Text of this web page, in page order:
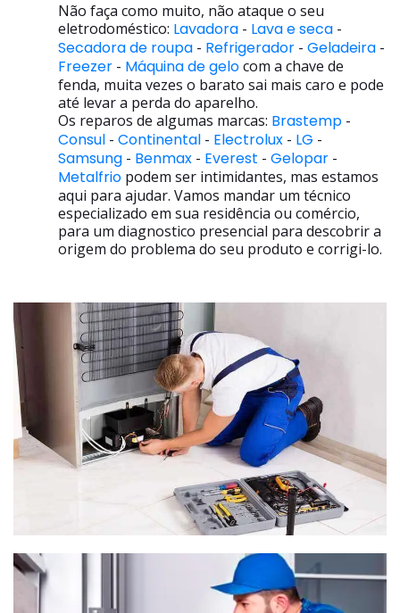
Não faça como muito, não ataque o seu
eletrodoméstico: Lavadora - Lava e seca -
Secadora de roupa - Refrigerador - Geladeira -
Freezer - Máquina de gelocom a chave de
fenda, muita vezes o barato sai mais caro e pode
até levar a perda do aparelho.
Os reparos de algumas marcas: Brastemp -
Consul - Continental - Electrolux - LG -
Samsung - Benmax - Everest - Gelopar -
Metalfrio podem ser intimidantes, mas estamos
aqui para ajudar. Vamos mandar um técnico
especializado em sua residência ou comércio,
para um diagnostico presencial para descobrir a
origem do problema do seu produto e corrigi-lo.